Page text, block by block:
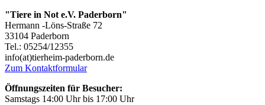
"Tiere in Not e.V. Paderborn"
Hermann -Löns-Straße 72
33104 Paderborn
Tel.: 05254/12355
info(at)tierheim-paderborn.de
Zum Kontaktformular
Öffnungszeiten für Besucher:
Samstags 14:00 Uhr bis 17:00 Uhr